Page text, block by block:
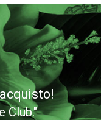
Club."